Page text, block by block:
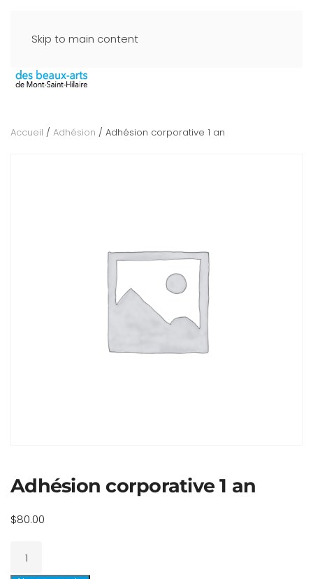
Skip to main content
Accueil / Adhésion / Adhésion corporative 1 an
Adhésion corporative 1 an
$80.00